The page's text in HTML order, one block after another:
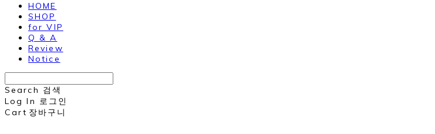
HOME
SHOP
for VIP
Q & A
Review
Notice
Search 검색
Log In 로그인
Cart 장바구니